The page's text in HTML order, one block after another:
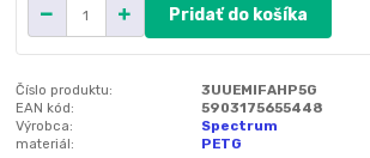
Pridať do košíka
Číslo produktu:
3UUEMIFAHP5G
EAN kód:
5903175655448
Výrobca:
Spectrum
materiál:
PETG